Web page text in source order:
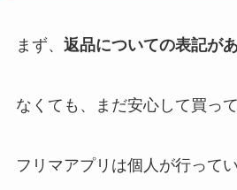
まず、 返品についての表記が
なくても、まだ安心して買っ
フリマアプリは個人が行ってい